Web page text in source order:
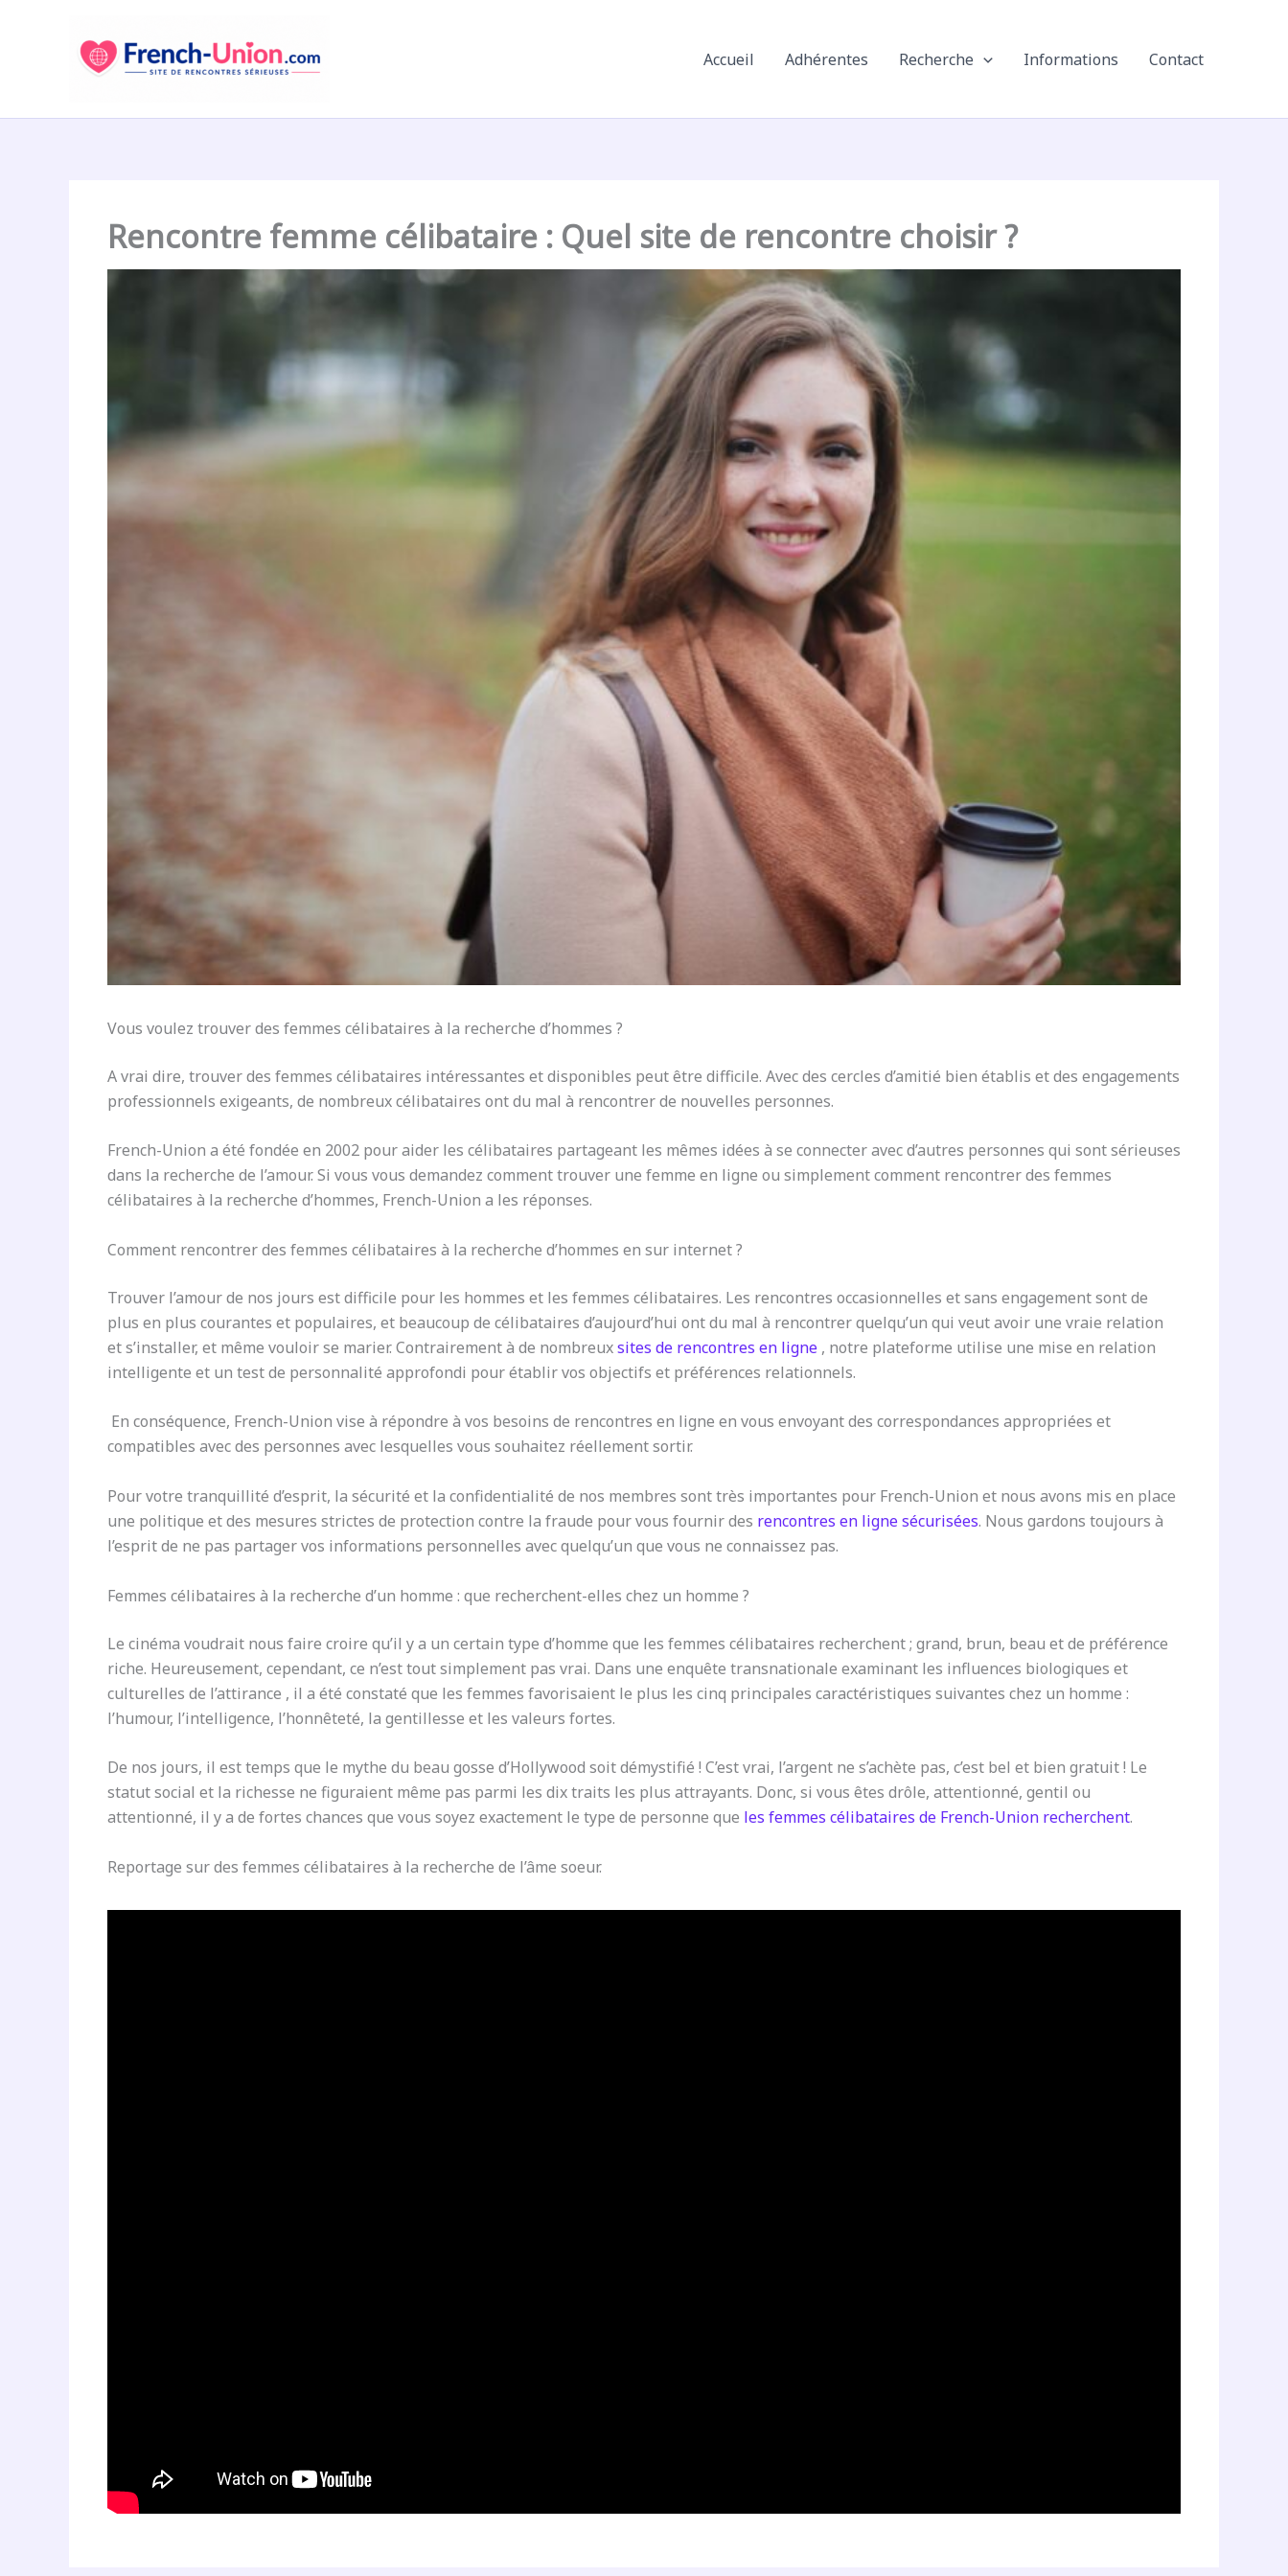
Accueil Adhérentes Recherche Informations Contact
Rencontre femme célibataire : Quel site de rencontre choisir ?
Vous voulez trouver des femmes célibataires à la recherche d’hommes ?
A vrai dire, trouver des femmes célibataires intéressantes et disponibles peut être difficile. Avec des cercles d’amitié bien établis et des engagements
professionnels exigeants, de nombreux célibataires ont du mal à rencontrer de nouvelles personnes.
French-Union a été fondée en 2002 pour aider les célibataires partageant les mêmes idées à se connecter avec d’autres personnes qui sont sérieuses
dans la recherche de l’amour. Si vous vous demandez comment trouver une femme en ligne ou simplement comment rencontrer des femmes
célibataires à la recherche d’hommes, French-Union a les réponses.
Comment rencontrer des femmes célibataires à la recherche d’hommes en sur internet ?
Trouver l’amour de nos jours est difficile pour les hommes et les femmes célibataires. Les rencontres occasionnelles et sans engagement sont de
plus en plus courantes et populaires, et beaucoup de célibataires d’aujourd’hui ont du mal à rencontrer quelqu’un qui veut avoir une vraie relation
et s’installer, et même vouloir se marier. Contrairement à de nombreuxsites de rencontres en ligne , notre plateforme utilise une mise en relation
intelligente et un test de personnalité approfondi pour établir vos objectifs et préférences relationnels.
En conséquence, French-Union vise à répondre à vos besoins de rencontres en ligne en vous envoyant des correspondances appropriées et
compatibles avec des personnes avec lesquelles vous souhaitez réellement sortir.
Pour votre tranquillité d’esprit, la sécurité et la confidentialité de nos membres sont très importantes pour French-Union et nous avons mis en place
une politique et des mesures strictes de protection contre la fraude pour vous fournir des rencontres en ligne sécurisées. Nous gardons toujours à
l’esprit de ne pas partager vos informations personnelles avec quelqu’un que vous ne connaissez pas.
Femmes célibataires à la recherche d’un homme : que recherchent-elles chez un homme ?
Le cinéma voudrait nous faire croire qu’il y a un certain type d’homme que les femmes célibataires recherchent ; grand, brun, beau et de préférence
riche. Heureusement, cependant, ce n’est tout simplement pas vrai. Dans une enquête transnationale examinant les influences biologiques et
culturelles de l’attirance , il a été constaté que les femmes favorisaient le plus les cinq principales caractéristiques suivantes chez un homme :
l’humour, l’intelligence, l’honnêteté, la gentillesse et les valeurs fortes.
De nos jours, il est temps que le mythe du beau gosse d’Hollywood soit démystifié ! C’est vrai, l’argent ne s’achète pas, c’est bel et bien gratuit ! Le
statut social et la richesse ne figuraient même pas parmi les dix traits les plus attrayants. Donc, si vous êtes drôle, attentionné, gentil ou
attentionné, il y a de fortes chances que vous soyez exactement le type de personne que les femmes célibataires de French-Union recherchent.
Reportage sur des femmes célibataires à la recherche de l’âme soeur.